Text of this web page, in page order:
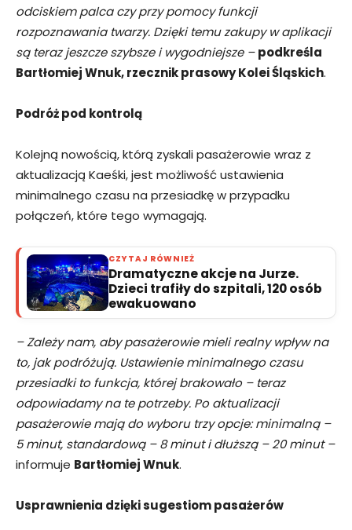
odciskiem palca czy przy pomocy funkcji
rozpoznawania twarzy. Dzięki temu zakupy w aplikacji
są teraz jeszcze szybsze i wygodniejsze – podkreśla
Bartłomiej Wnuk, rzecznik prasowy Kolei Śląskich.
Podróż pod kontrolą
Kolejną nowością, którą zyskali pasażerowie wraz z
aktualizacją Kaeśki, jest możliwość ustawienia
minimalnego czasu na przesiadkę w przypadku
połączeń, które tego wymagają.
CZYTAJ RÓWNIEŻ
Dramatyczne akcje na Jurze.
Dzieci trafiły do szpitali, 120 osób
ewakuowano
– Zależy nam, aby pasażerowie mieli realny wpływ na
to, jak podróżują. Ustawienie minimalnego czasu
przesiadki to funkcja, której brakowało – teraz
odpowiadamy na te potrzeby. Po aktualizacji
pasażerowie mają do wyboru trzy opcje: minimalną –
5 minut, standardową – 8 minut i dłuższą – 20 minut –
informuje Bartłomiej Wnuk.
Usprawnienia dzięki sugestiom pasażerów